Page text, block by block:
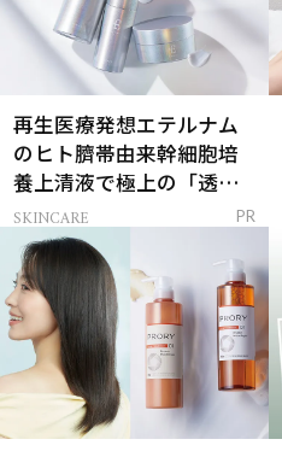
再生医療発想エテルナム
のヒト臍帯由来幹細胞培
養上清液で極上の「透明
感ハリ肌」へ
SKINCARE PR